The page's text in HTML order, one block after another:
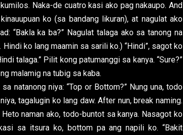
Naka-de cuatro kasi ako pag nakaupo. And
ko (sa bandang likuran), at nagulat ako
“Bakla ka ba?” Nagulat talaga ako sa tanong na
ko lang maamin sa sarili ko.) “Hindi”, sagot ko
talaga.” Pilit kong patumanggi sa kanya. “Sure?”
malamig na tubig sa kaba.
natanong niya: “Top or Bottom?” Nung una, todo
tagalugin ko lang daw. After nun, break naming.
naman ako, todo-buntot sa kanya. Nasagot ko
sa itsura ko, bottom pa ang napili ko. “Bakit